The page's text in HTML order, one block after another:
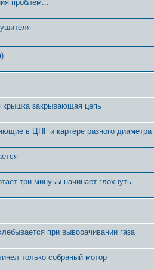
проблем...
крышка закрывающая цепь
в ЦПГ и картере разного диаметра
три минуьы начинает глохнуть
при выворачивании газа
только собраный мотор